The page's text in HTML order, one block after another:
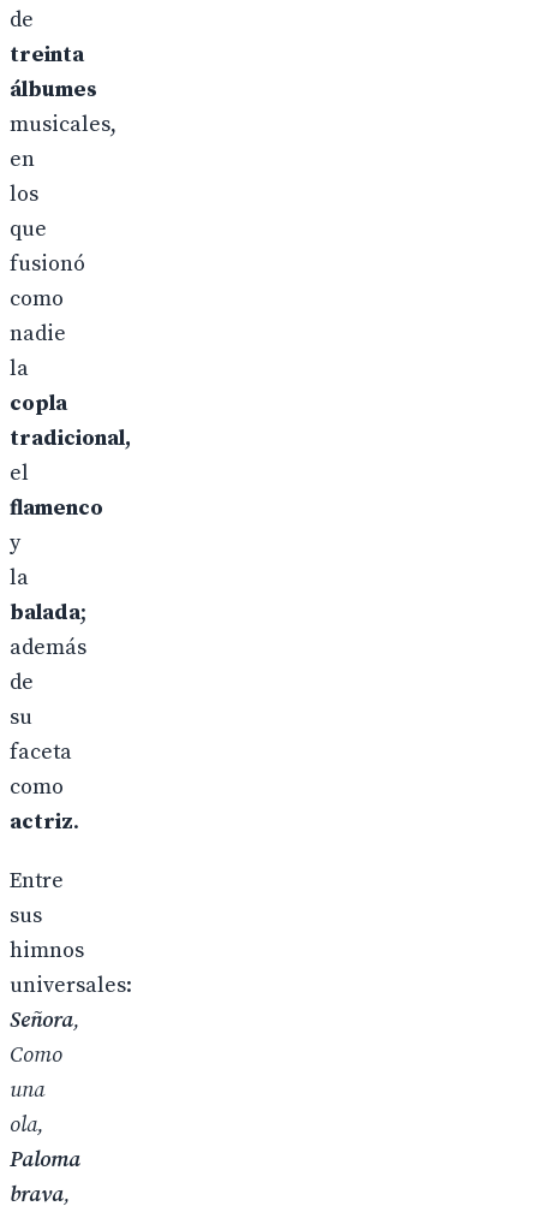
de
treinta
álbumes
musicales,
en
los
que
fusionó
como
nadie
la
copla
tradicional,
el
flamenco
y
la
balada;
además
de
su
faceta
como
actriz.
Entre
sus
himnos
universales:
Señora,
Como
una
ola,
Paloma
brava,